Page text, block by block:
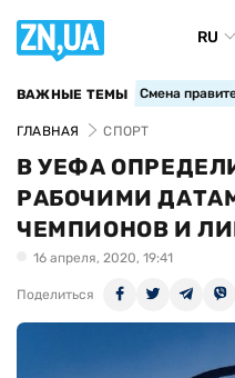
RU
ВАЖНЫЕ ТЕМЫ Смена
ГЛАВНАЯ СПОРТ
В УЕФА
РАБОЧИМИ
ЧЕМПИОНОВ И
16 апреля, 2020, 19:41
Поделиться